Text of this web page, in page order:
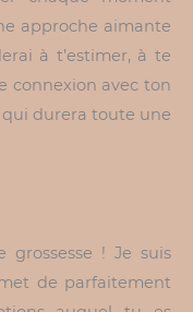
approche aimante
à t’estimer, à te
connexion avec ton
durera toute une
! Je suis
de parfaitement